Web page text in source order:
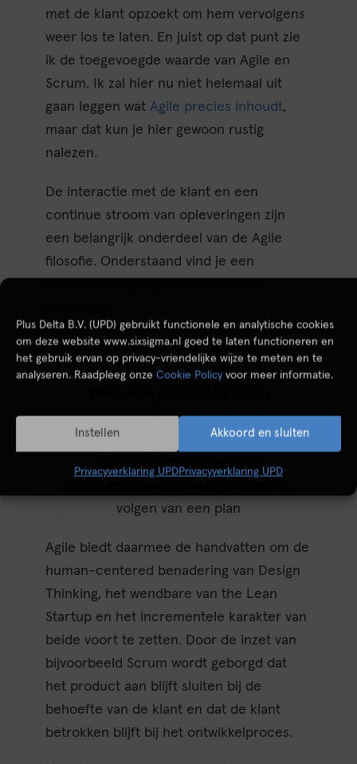
Plus Delta B.V. (UPD) gebruikt functionele en analytische cookies
om deze website www.sixsigma.nl goed te laten functioneren en
het gebruik ervan op privacy-vriendelijke wijze te meten en te
analyseren. Raadpleeg onze Cookie Policy voor meer informatie.
Akkoord en sluiten
Instellen
Privacyverklaring UPDPrivacyverklaring UPD
met de klant opzoekt om hem vervolgens
weer los te laten. En juist op dat punt zie
ik de toegevoegde waarde van Agile en
Scrum. Ik zal hier nu niet helemaal uit
gaan leggen watAgile precies inhoudt,
maar dat kun je hier gewoon rustig
nalezen.
De interactie met de klant en een
continue stroom van opleveringen zijn
een belangrijk onderdeel van de Agile
filosofie. Onderstaand vind je een
Mensen en hun onderlinge interactie
boven processen en hulpmiddelen
allesomvattende documentatie
Samenwerking met de klantboven
volgen van een plan
Agile biedt daarmee de handvatten om de
human-centered benadering van Design
Thinking, het wendbare van the Lean
Startup en het incrementele karakter van
beide voort te zetten. Door de inzet van
bijvoorbeeld Scrum wordt geborgd dat
het product aan blijft sluiten bij de
behoefte van de klant en dat de klant
betrokken blijft bij het ontwikkelproces.